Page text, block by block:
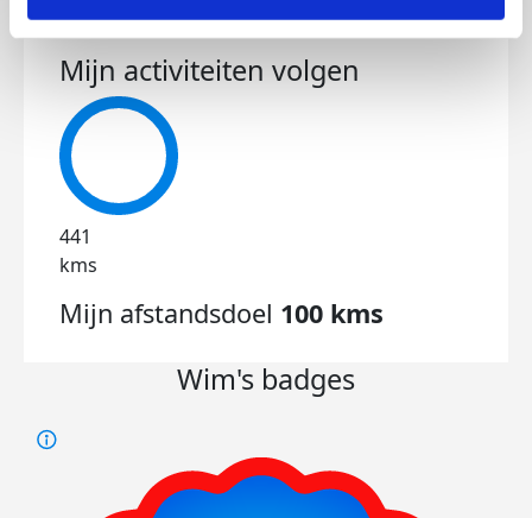
Mijn activiteiten volgen
441
kms
Mijn afstandsdoel 100 kms
Wim's badges